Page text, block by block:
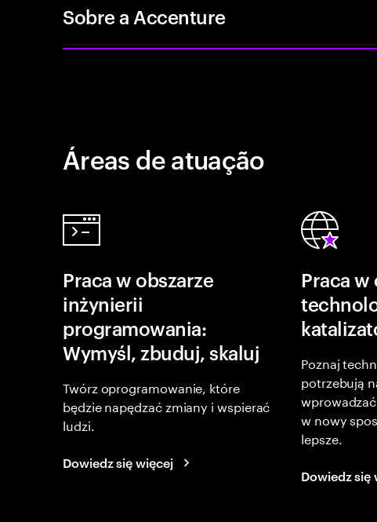
Sobre a Accenture
Áreas de atuação
Praca w obszarze
inżynierii
programowania:
Wymyśl, zbuduj, skaluj
Twórz oprogramowanie, które
będzie napędzać zmiany i wspierać
ludzi.
Dowiedz się więcej
Praca w
Poznaj
potrzebują
w nowy
lepsze.
Dowiedz się